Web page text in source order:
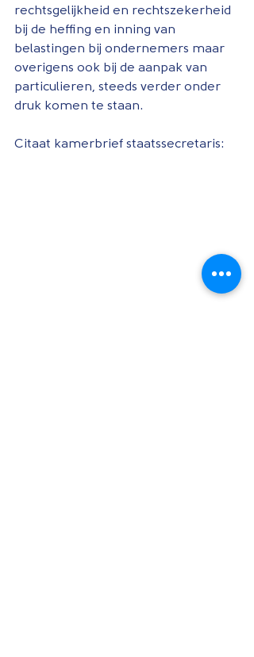
rechtsgelijkheid en rechtszekerheid
bij de heffing en inning van
belastingen bij ondernemers maar
overigens ook bij de aanpak van
particulieren, steeds verder onder
druk komen te staan.
Citaat kamerbrief staatssecretaris: